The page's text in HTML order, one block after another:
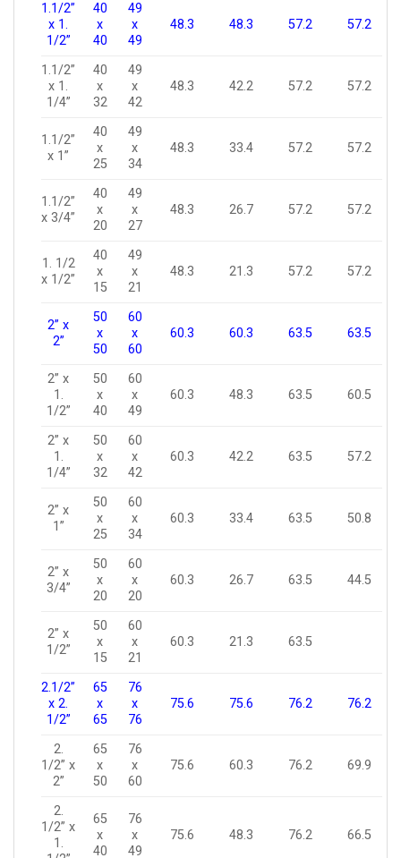
1.1/2”
x 1.
1/2”
40
x
40
49
x
49
48.3 48.3 57.2 57.2
1.1/2”
x 1.
1/4”
40
x
32
49
x
42
48.3 42.2 57.2 57.2
1.1/2”
x 1”
40
x
25
49
x
34
48.3 33.4 57.2 57.2
1.1/2”
x 3/4”
40
x
20
49
x
27
48.3 26.7 57.2 57.2
1. 1/2
x 1/2”
40
x
15
49
x
21
48.3 21.3 57.2 57.2
2” x
2”
50
x
50
60
x
60
60.3 60.3 63.5 63.5
2” x
1.
1/2”
50
x
40
60
x
49
60.3 48.3 63.5 60.5
2” x
1.
1/4”
50
x
32
60
x
42
60.3 42.2 63.5 57.2
2” x
1”
50
x
25
60
x
34
60.3 33.4 63.5 50.8
2” x
3/4”
50
x
20
60
x
20
60.3 26.7 63.5 44.5
2” x
1/2”
50
x
15
60
x
21
60.3 21.3 63.5
2.1/2”
x 2.
1/2”
65
x
65
76
x
76
75.6 75.6 76.2 76.2
2.
1/2” x
2”
65
x
50
76
x
60
75.6 60.3 76.2 69.9
2.
1/2” x
1.
65
x
40
76
x
49
75.6 48.3 76.2 66.5